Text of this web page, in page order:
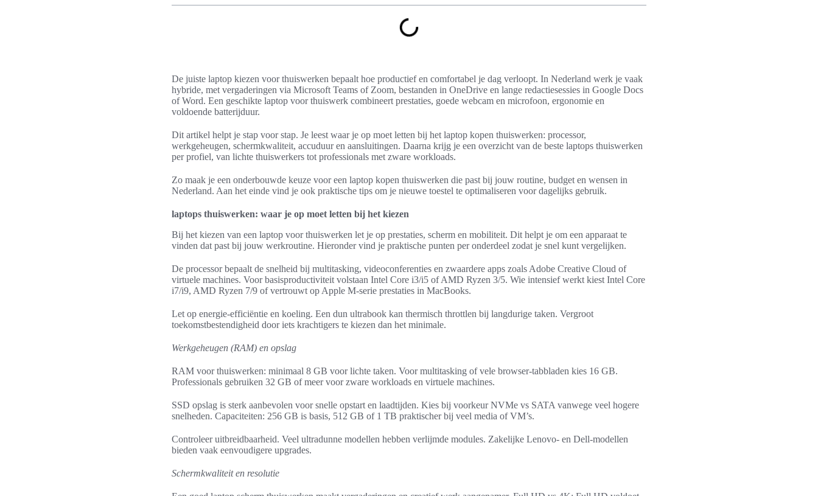
De juiste laptop kiezen voor thuiswerken bepaalt hoe productief en comfortabel je dag verloopt. In Nederland werk je vaak
hybride, met vergaderingen via Microsoft Teams of Zoom, bestanden in OneDrive en lange redactiesessies in Google Docs
of Word. Een geschikte laptop voor thuiswerk combineert prestaties, goede webcam en microfoon, ergonomie en
voldoende batterijduur.
Dit artikel helpt je stap voor stap. Je leest waar je op moet letten bij het laptop kopen thuiswerken: processor,
werkgeheugen, schermkwaliteit, accuduur en aansluitingen. Daarna krijg je een overzicht van de beste laptops thuiswerken
per profiel, van lichte thuiswerkers tot professionals met zware workloads.
Zo maak je een onderbouwde keuze voor een laptop kopen thuiswerken die past bij jouw routine, budget en wensen in
Nederland. Aan het einde vind je ook praktische tips om je nieuwe toestel te optimaliseren voor dagelijks gebruik.
laptops thuiswerken: waar je op moet letten bij het kiezen
Bij het kiezen van een laptop voor thuiswerken let je op prestaties, scherm en mobiliteit. Dit helpt je om een apparaat te
vinden dat past bij jouw werkroutine. Hieronder vind je praktische punten per onderdeel zodat je snel kunt vergelijken.
De processor bepaalt de snelheid bij multitasking, videoconferenties en zwaardere apps zoals Adobe Creative Cloud of
virtuele machines. Voor basisproductiviteit volstaan Intel Core i3/i5 of AMD Ryzen 3/5. Wie intensief werkt kiest Intel Core
i7/i9, AMD Ryzen 7/9 of vertrouwt op Apple M-serie prestaties in MacBooks.
Let op energie-efficiëntie en koeling. Een dun ultrabook kan thermisch throttlen bij langdurige taken. Vergroot
toekomstbestendigheid door iets krachtigers te kiezen dan het minimale.
Werkgeheugen (RAM) en opslag
RAM voor thuiswerken: minimaal 8 GB voor lichte taken. Voor multitasking of vele browser-tabbladen kies 16 GB.
Professionals gebruiken 32 GB of meer voor zware workloads en virtuele machines.
SSD opslag is sterk aanbevolen voor snelle opstart en laadtijden. Kies bij voorkeur NVMe vs SATA vanwege veel hogere
snelheden. Capaciteiten: 256 GB is basis, 512 GB of 1 TB praktischer bij veel media of VM’s.
Controleer uitbreidbaarheid. Veel ultradunne modellen hebben verlijmde modules. Zakelijke Lenovo- en Dell-modellen
bieden vaak eenvoudigere upgrades.
Schermkwaliteit en resolutie